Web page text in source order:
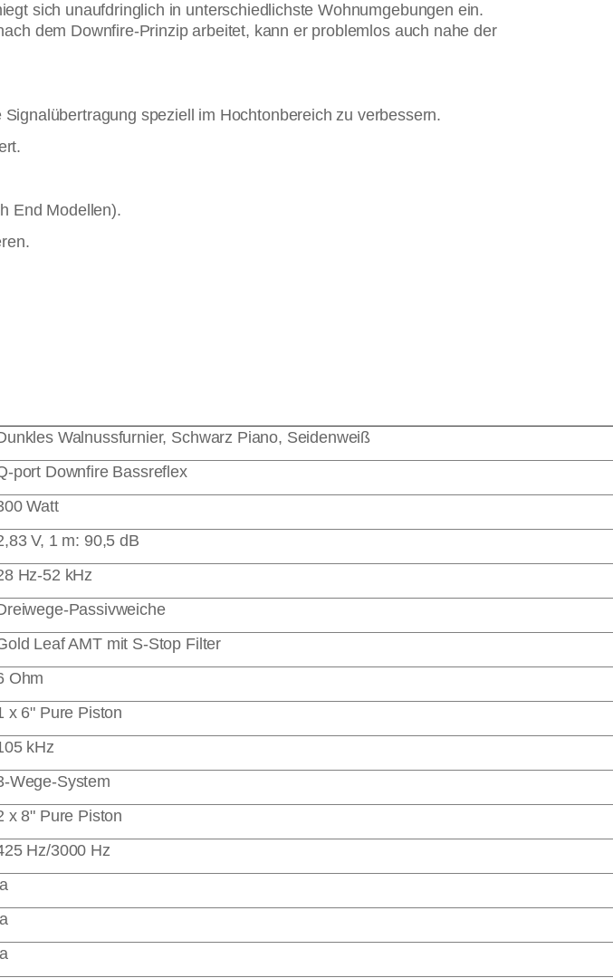
sich unaufdringlich in unterschiedlichste Wohnumgebungen ein.
dem Downfire-Prinzip arbeitet, kann er problemlos auch nahe der
speziell im Hochtonbereich zu verbessern.
End Modellen).
Walnussfurnier, Schwarz Piano, Seidenweiß
port Downfire Bassreflex
Watt
V, 1 m: 90,5 dB
Hz-52 kHz
Passivweiche
Leaf AMT mit S-Stop Filter
Ohm
x 6" Pure Piston
kHz
Wege-System
x 8" Pure Piston
Hz/3000 Hz